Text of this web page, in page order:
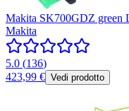
Makita SK700GDZ green
Makita
5.0 (136)
423,99 € Vedi prodotto